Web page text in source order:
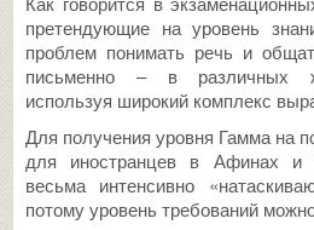
претендующие на уровень
проблем понимать речь и
письменно – в различных
используя широкий комплекс
Для получения уровня Гамма на
для иностранцев в Афинах и
весьма интенсивно
потому уровень требований